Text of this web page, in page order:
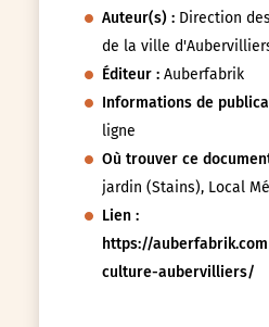
Auteur(s) : Direction
de la ville
Éditeur : Auberfabrik
Informations de
ligne
Où trouver ce
jardin (Stains), Local
Lien :
https://
culture-aubervilliers/